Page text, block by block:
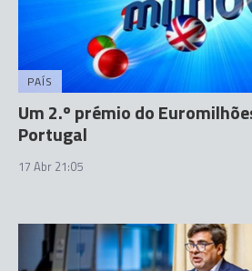
PAÍS
Um 2.º prémio do
Portugal
17 Abr 21:05